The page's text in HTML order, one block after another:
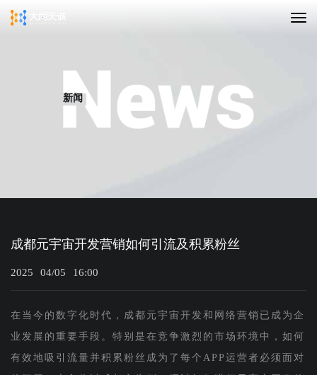
新闻
成都元宇宙开发营销如何引流及积累粉丝
2025 04/05 16:00
在当今的数字化时代，成都元宇宙开发和网络营销已成为企
业发展的重要手段。特别是在竞争激烈的市场环境中，如何
有效地吸引流量并积累粉丝成为了每个APP运营者必须面对